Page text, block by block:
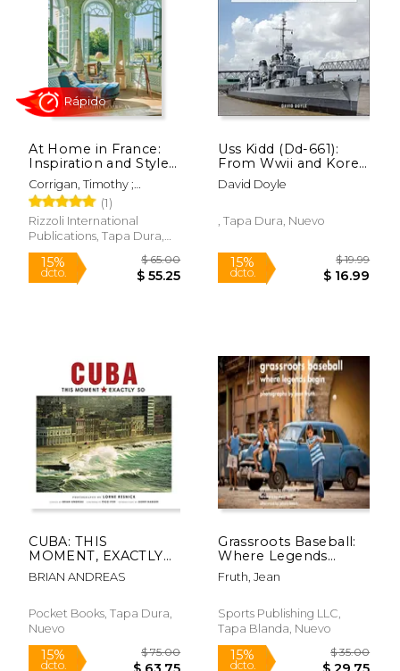
dcto.
$ 30.93
$ 18.56 dcto. $
Rápido Rápido
At Home in France:
Inspiration and Style
in Town and Country
(en Inglés)
Corrigan, Timothy ;
Boodro, Michael
(1)
Rizzoli International
Publications, Tapa Dura,
Nuevo
Uss Kidd (Dd-661):
From Wwii and Korea
to Museum Ship
(Legends of Warfare:
David Doyle
, Tapa Dura, Nuevo
CUBA: THIS
MOMENT, EXACTLY
SO
BRIAN ANDREAS
Pocket Books, Tapa Dura,
Nuevo
Grassroots Baseball:
Where Legends
Begin (en Inglés)
Fruth, Jean
Sports Publishing LLC,
Tapa Blanda, Nuevo